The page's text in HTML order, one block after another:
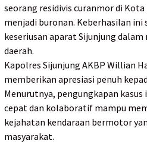
seorang residivis curanmor di
menjadi buronan. Keberhasilan
keseriusan aparat Sijunjung
daerah.
Kapolres Sijunjung AKBP Willian
memberikan apresiasi penuh
Menurutnya, pengungkapan
cepat dan kolaboratif mampu
kejahatan kendaraan bermotor
masyarakat.